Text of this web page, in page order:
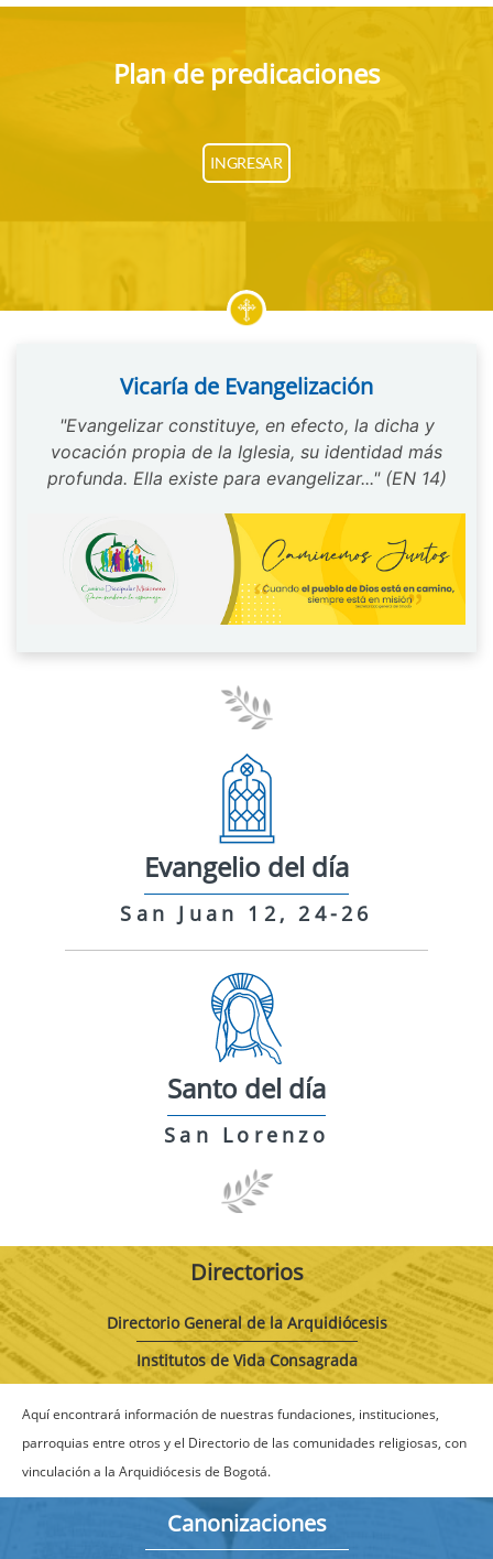
Plan de predicaciones
INGRESAR
Vicaría de Evangelización
"Evangelizar constituye, en efecto, la dicha y
vocación propia de la Iglesia, su identidad más
profunda. Ella existe para evangelizar..." (EN 14)
Evangelio del día
San Juan 12, 24-26
Santo del día
San Lorenzo
Directorios
Directorio General de la Arquidiócesis
Institutos de Vida Consagrada
Aquí encontrará información de nuestras fundaciones, instituciones,
parroquias entre otros y el Directorio de las comunidades religiosas, con
vinculación a la Arquidiócesis de Bogotá.
Canonizaciones